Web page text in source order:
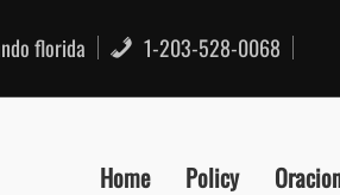
florida 1-203-528-0068
Home Policy